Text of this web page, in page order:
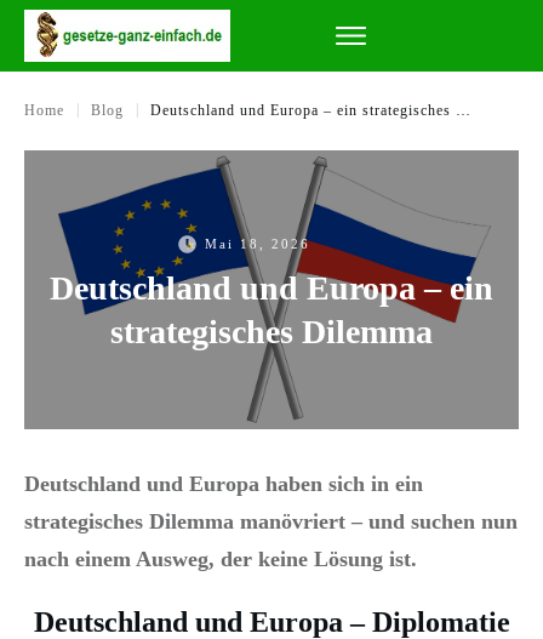
Home Blog
Mai 18, 2026
Deutschland und Europa – ein
strategisches Dilemma
Deutschland und Europa haben sich in ein
strategisches Dilemma manövriert – und suchen nun
nach einem Ausweg, der keine Lösung ist.
Deutschland und Europa – Diplomatie